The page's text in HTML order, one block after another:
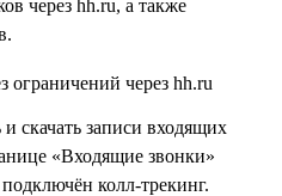
через hh.ru, а также
скачать записи входящих
«Входящие звонки»
колл-трекинг.